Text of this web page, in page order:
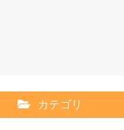
カテゴリ